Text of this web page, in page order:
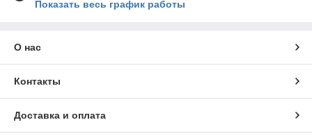
Показать весь график работы
О нас
Контакты
Доставка и оплата